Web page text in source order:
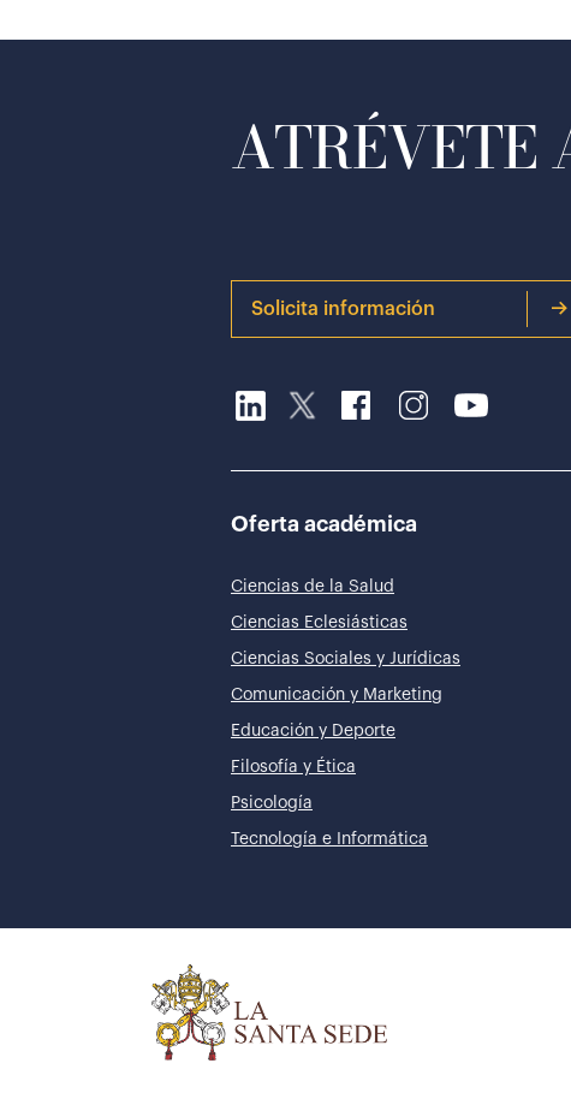
ATRÉVETE
Solicita información
Oferta académica
Ciencias de la Salud
Ciencias Eclesiásticas
Ciencias Sociales y Jurídicas
Comunicación y Marketing
Educación y Deporte
Filosofía y Ética
Psicología
Tecnología e Informática